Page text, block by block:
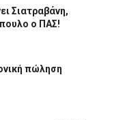
Σιατραβάνη,
ο ΠΑΣ!
πώληση